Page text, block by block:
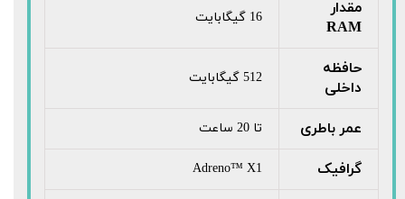
مقدار
RAM
16 گیگابایت
حافظه
داخلی
512 گیگابایت
عمر باطری تا 20 ساعت
گرافیک Adreno™ X1